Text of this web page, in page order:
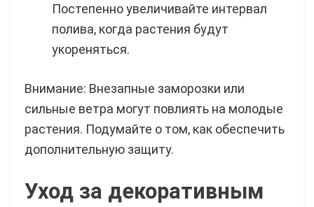
Постепенно увеличивайте интервал
полива, когда растения будут
укореняться.
Внимание: Внезапные заморозки или
сильные ветра могут повлиять на молодые
растения. Подумайте о том, как обеспечить
дополнительную защиту.
Уход за декоративным